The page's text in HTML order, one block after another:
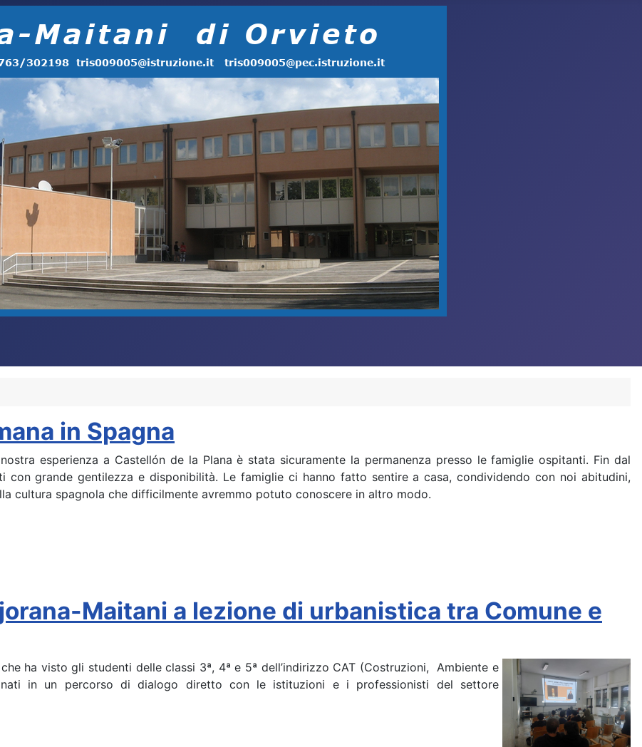
in Spagna
esperienza a Castellón de la Plana è stata sicuramente la permanenza presso le famiglie ospitanti. Fin dal
con grande gentilezza e disponibilità. Le famiglie ci hanno fatto sentire a casa, condividendo con noi abitudini,
cultura spagnola che difficilmente avremmo potuto conoscere in altro modo.
Maitani a lezione di urbanistica tra Comune e
ha visto gli studenti delle classi 3ª, 4ª e 5ª dell’indirizzo CAT (Costruzioni, Ambiente e
in un percorso di dialogo diretto con le istituzioni e i professionisti del settore